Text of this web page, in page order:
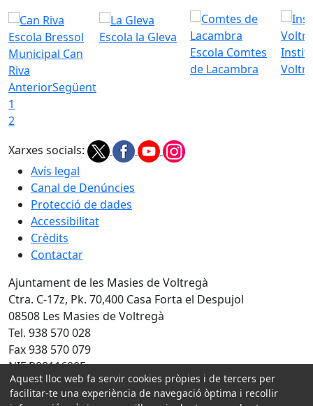
Escola Bressol
Municipal Can
Riva
Escola la Gleva
Escola Comtes
de Lacambra
AnteriorSegüent
1
2
Xarxes socials:
Avís legal
Canal de Denúncies
Protecció de dades
Accessibilitat
Crèdits
Contactar
Ajuntament de les Masies de Voltregà
Ctra. C-17z, Pk. 70,400 Casa Forta el Despujol
08508 Les Masies de Voltregà
Tel. 938 570 028
Fax 938 570 079
NIF P0811600F
Amb la col·laboració de:
Aquest lloc web fa servir cookies pròpies i de tercers per
facilitar-te una experiència de navegació òptima i recollir